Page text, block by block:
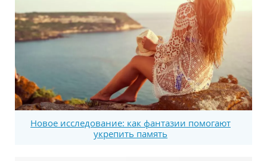
Новое исследование: как фантазии помогают
укрепить память